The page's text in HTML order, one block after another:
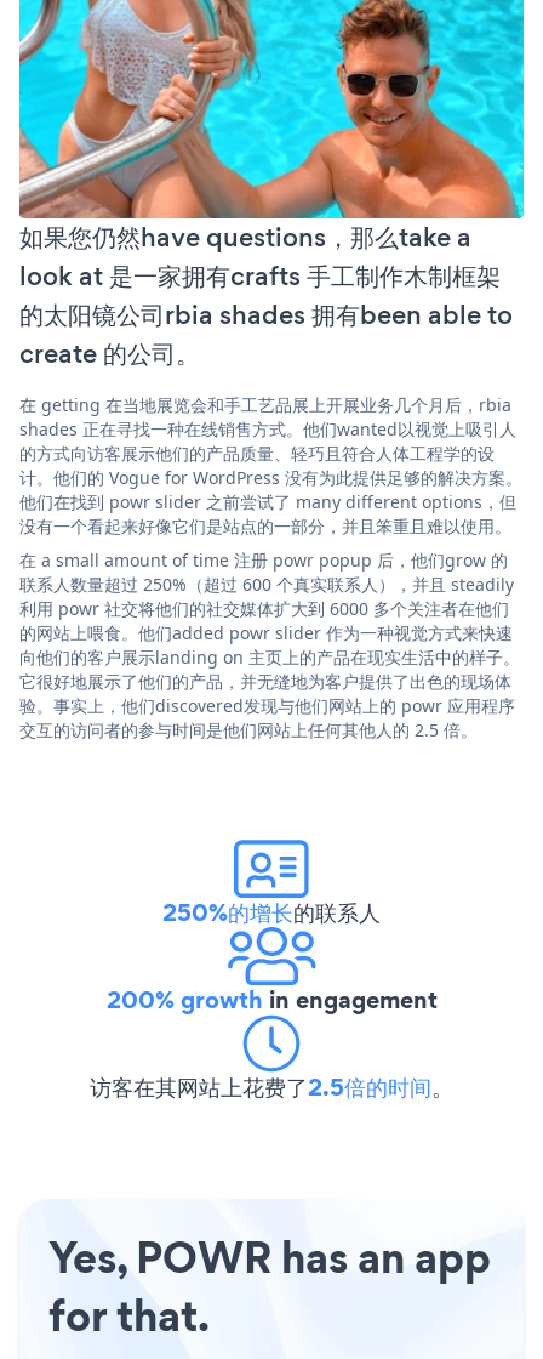
如果您仍然have questions，那么take a
look at 是一家拥有crafts 手工制作木制框架
的太阳镜公司rbia shades 拥有been able to
create 的公司。
在 getting 在当地展览会和手工艺品展上开展业务几个月后，rbia
shades 正在寻找一种在线销售方式。他们wanted以视觉上吸引人
的方式向访客展示他们的产品质量、轻巧且符合人体工程学的设
计。他们的 Vogue for WordPress 没有为此提供足够的解决方案。
他们在找到 powr slider 之前尝试了 many different options，但
没有一个看起来好像它们是站点的一部分，并且笨重且难以使用。
在 a small amount of time 注册 powr popup 后，他们grow 的
联系人数量超过 250%（超过 600 个真实联系人），并且 steadily
利用 powr 社交将他们的社交媒体扩大到 6000 多个关注者在他们
的网站上喂食。他们added powr slider 作为一种视觉方式来快速
向他们的客户展示landing on 主页上的产品在现实生活中的样子。
它很好地展示了他们的产品，并无缝地为客户提供了出色的现场体
验。事实上，他们discovered发现与他们网站上的 powr 应用程序
交互的访问者的参与时间是他们网站上任何其他人的 2.5 倍。
250%的增长的联系人
200% growth in engagement
访客在其网站上花费了2.5倍的时间。
Yes, POWR has an app
for that.